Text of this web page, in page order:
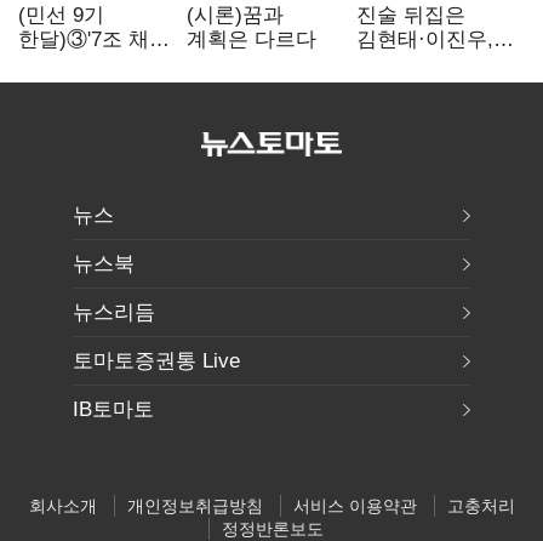
(민선 9기
한달)③'7조 채무'
추미애, 20년만에
(시론)꿈과
계획은 다르다
진술 뒤집은
김현태·이진우,
헌신"…법정서
뉴스
뉴스북
뉴스리듬
토마토증권통 Live
IB토마토
회사소개 개인정보취급방침 서비스 이용약관
고충처리
정정반론보도